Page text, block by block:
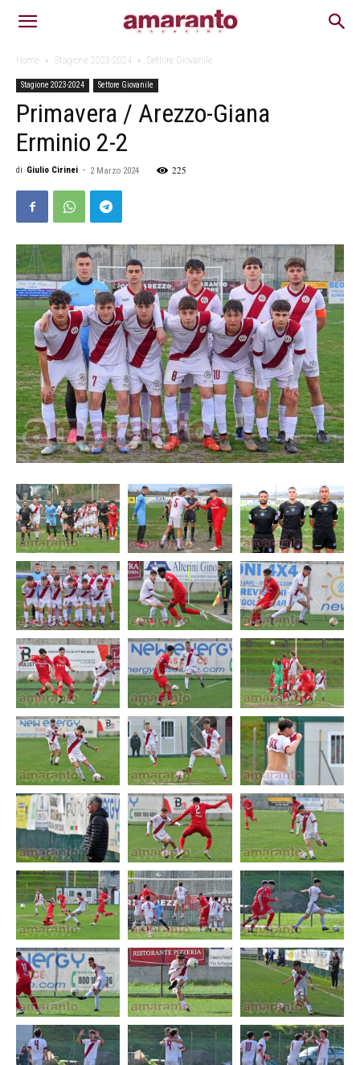
Home Stagione 2023-2024 Settore Giovanile
Stagione 2023-2024 Settore Giovanile
Primavera / Arezzo-Giana
Erminio 2-2
di Giulio Cirinei - 2 Marzo 2024 225